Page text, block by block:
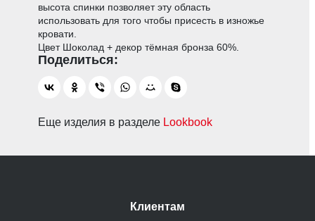
высота спинки позволяет эту область
использовать для того чтобы присесть в изножье
кровати.
Цвет Шоколад + декор тёмная бронза 60%.
Еще изделия в разделе Lookbook
Клиентам